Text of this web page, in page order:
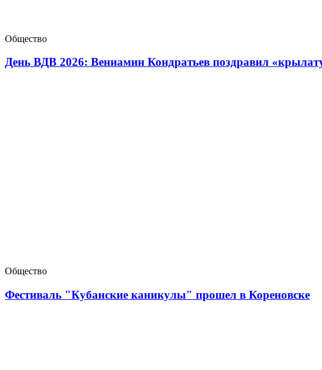
Общество
День ВДВ 2026: Вениамин Кондратьев поздравил
Общество
Фестиваль "Кубанские каникулы" прошел в Кореновске